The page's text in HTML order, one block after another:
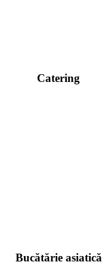
Catering
Bucătărie asiatică